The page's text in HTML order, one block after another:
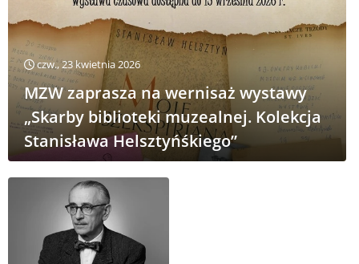
czw., 23 kwietnia 2026
MZW zaprasza na wernisaż wystawy
„Skarby biblioteki muzealnej. Kolekcja
Stanisława Helsztyńśkiego”